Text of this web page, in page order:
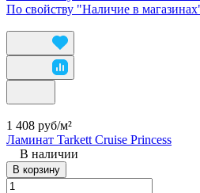
По свойству "Наличие в
1 408 руб/м²
Ламинат Tarkett Cruise Princess
В наличии
В корзину